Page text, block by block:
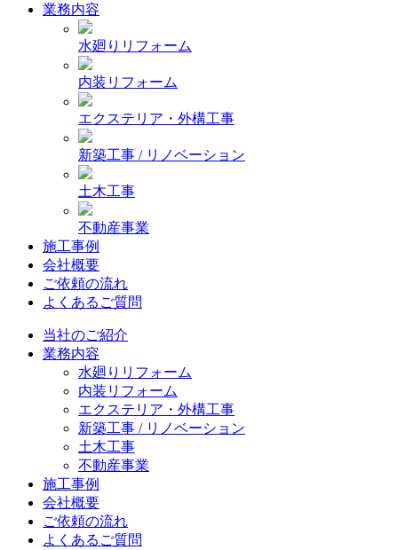
業務内容
水廻りリフォーム
内装リフォーム
エクステリア・外構工事
新築工事 / リノベーション
土木工事
不動産事業
施工事例
会社概要
ご依頼の流れ
よくあるご質問
当社のご紹介
業務内容
水廻りリフォーム
内装リフォーム
エクステリア・外構工事
新築工事 / リノベーション
土木工事
不動産事業
施工事例
会社概要
ご依頼の流れ
よくあるご質問